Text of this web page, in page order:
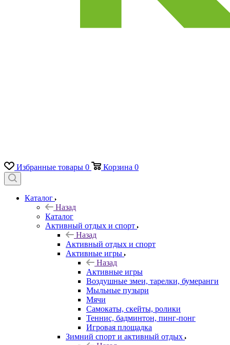
Избранные товары 0 Корзина 0
Каталог
Назад
Каталог
Активный отдых и спорт
Назад
Активный отдых и спорт
Активные игры
Назад
Активные игры
Воздушные змеи, тарелки, бумеранги
Мыльные пузыри
Мячи
Самокаты, скейты, ролики
Теннис, бадминтон, пинг-понг
Игровая площадка
Зимний спорт и активный отдых